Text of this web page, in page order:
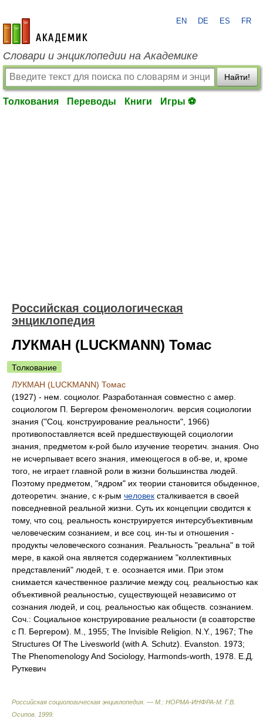
academic.ru
EN DE ES FR
Словари и энциклопедии на Академике
Найти!
Толкования Переводы Книги Игры ⚽
Российская социологическая
энциклопедия
ЛУКМАН (LUCKMANN) Томас
Толкование
ЛУКМАН (LUCKMANN) Томас
(1927) - нем. социолог. Разработанная совместно с амер.
социологом П. Бергером феноменологич. версия социологии
знания ("Соц. конструирование реальности", 1966)
противопоставляется всей предшествующей социологии
знания, предметом к-рой было изучение теоретич. знания. Оно
не исчерпывает всего знания, имеющегося в об-ве, и, кроме
того, не играет главной роли в жизни большинства людей.
Поэтому предметом, "ядром" их теории становится обыденное,
дотеоретич. знание, с к-рым человек сталкивается в своей
повседневной реальной жизни. Суть их концепции сводится к
тому, что соц. реальность конструируется интерсубъективным
человеческим сознанием, и все соц. ин-ты и отношения -
продукты человеческого сознания. Реальность "реальна" в той
мере, в какой она является содержанием "коллективных
представлений" людей, т. е. осознается ими. При этом
снимается качественное различие между соц. реальностью как
объективной реальностью, существующей независимо от
сознания людей, и соц. реальностью как обществ. сознанием.
Соч.: Социальное конструирование реальности (в соавторстве
с П. Бергером). М., 1955; The Invisible Religion. N.Y., 1967; The
Structures Of The Livesworld (with A. Schutz). Evanston. 1973;
The Phenomenology And Sociology, Harmonds-worth, 1978. Е.Д.
Руткевич
Российская социологическая энциклопедия. — М.: НОРМА-ИНФРА-М Г.В.
Осипов 1999